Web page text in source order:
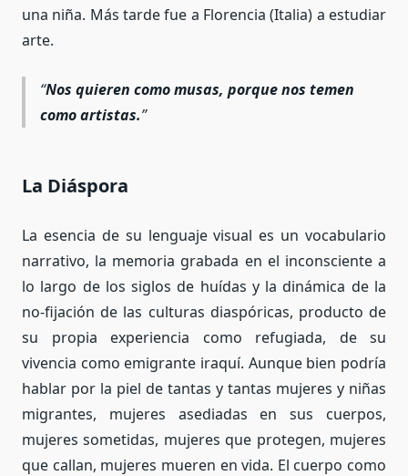
una niña. Más tarde fue a Florencia (Italia) a estudiar
arte.
Nos quieren como musas, porque nos temen
como artistas.
La Diáspora
La esencia de su lenguaje visual es un vocabulario
narrativo, la memoria grabada en el inconsciente a
lo largo de los siglos de huídas y la dinámica de la
no-fijación de las culturas diaspóricas, producto de
su propia experiencia como refugiada, de su
vivencia como emigrante iraquí. Aunque bien podría
hablar por la piel de tantas y tantas mujeres y niñas
migrantes, mujeres asediadas en sus cuerpos,
mujeres sometidas, mujeres que protegen, mujeres
que callan, mujeres mueren en vida. El cuerpo como